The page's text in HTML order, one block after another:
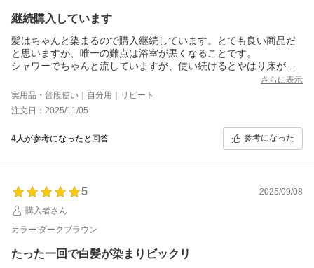
継続購入しています
髪はちゃんと染まるので購入継続しています。とても良い商品だ
と思いますが、唯一の難点は浴室が黒くなることです。
シャワーでちゃんと流していますが、使い続けるとやはり床が黒
ずんできます。そのため人にすすめることはためらいます。髪の
染まりは良いので、これで浴室が黒くならなければ最高です。是
非改良をお願いいたします。
さらに表示
実用品・普段使い｜自分用｜リピート
注文日：2025/11/05
4人が参考になったと回答 参考になった
5
2025/09/08
購入者さん
カラー:ダークブラウン
たった一回で白髪が染まりビックリ